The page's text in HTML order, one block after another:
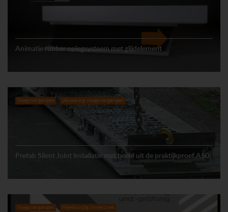
Animatie rubber oplegsysteem met glijdelement
Voegovergangen Uitvoering voegovergangen
Prefab Silent Joint installatie met beeld uit de praktijkproef A50
Voegovergangen Meetkundig onderzoek